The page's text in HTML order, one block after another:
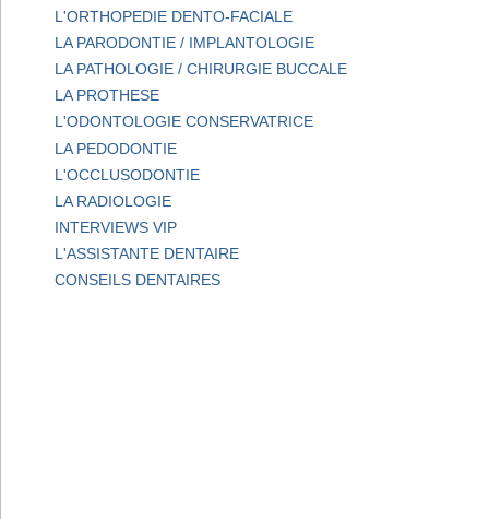
L'ORTHOPEDIE DENTO-FACIALE
LA PARODONTIE / IMPLANTOLOGIE
LA PATHOLOGIE / CHIRURGIE BUCCALE
LA PROTHESE
L'ODONTOLOGIE CONSERVATRICE
LA PEDODONTIE
L'OCCLUSODONTIE
LA RADIOLOGIE
INTERVIEWS VIP
L'ASSISTANTE DENTAIRE
CONSEILS DENTAIRES